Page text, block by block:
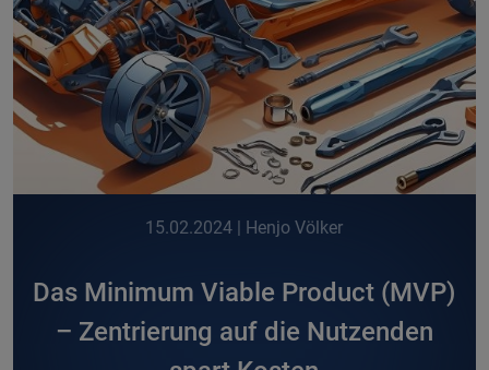
15.02.2024 | Henjo Völker
Das Minimum Viable Product (MVP)
– Zentrierung auf die Nutzenden